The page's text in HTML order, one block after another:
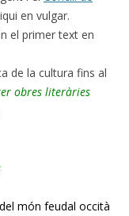
en vulgar.
el primer text en
de la cultura fins al
obres literàries
món feudal occità